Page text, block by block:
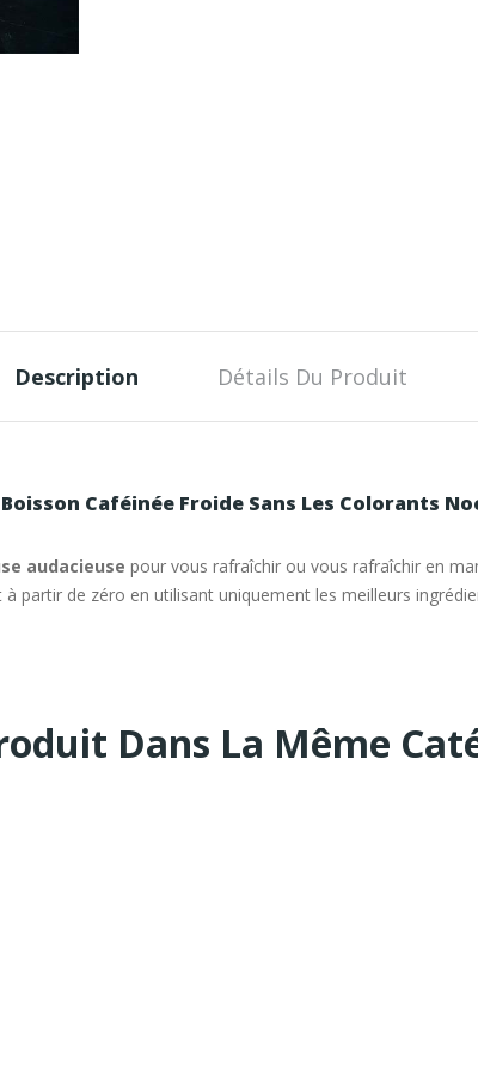
Description Détails Du Produit
Caféinée Froide Sans Les Colorants
audacieuse pour vous rafraîchir ou vous rafraîchir en
partir de zéro en utilisant uniquement les meilleurs
Dans La Même